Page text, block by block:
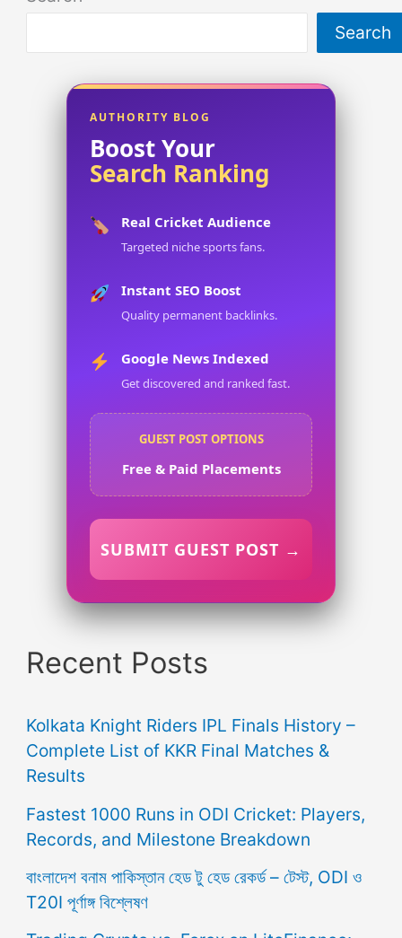
Search
AUTHORITY BLOG
Boost Your
Search Ranking
Real Cricket Audience
Targeted niche sports fans.
Instant SEO Boost
Quality permanent backlinks.
Google News Indexed
Get discovered and ranked fast.
GUEST POST OPTIONS
Free & Paid Placements
SUBMIT GUEST POST →
Recent Posts
Kolkata Knight Riders IPL Finals History –
Complete List of KKR Final Matches &
Results
Fastest 1000 Runs in ODI Cricket: Players,
Records, and Milestone Breakdown
বাংলাদেশ বনাম পাকিস্তান হেড টু হেড রেকর্ড – টেস্ট, ODI ও
T20I পূর্ণাঙ্গ বিশ্লেষণ